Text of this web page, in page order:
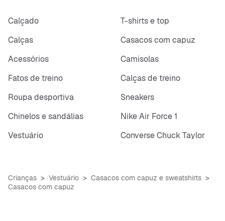
Calçado
T-shirts e top
Calças
Casacos com capuz
Acessórios
Camisolas
Fatos de treino
Calças de treino
Roupa desportiva
Sneakers
Chinelos e sandálias
Nike Air Force 1
Vestuário
Converse Chuck Taylor
Crianças Vestuário
Casacos com capuz e sweatshirts
Casacos com capuz